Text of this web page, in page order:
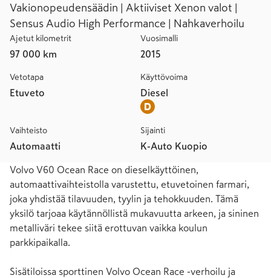
Vakionopeudensäädin | Aktiiviset Xenon valot |
Sensus Audio High Performance | Nahkaverhoilu
Ajetut kilometrit
97 000 km
Vuosimalli
2015
Vetotapa
Etuveto
Käyttövoima
Diesel
Vaihteisto
Automaatti
Sijainti
K-Auto Kuopio
Volvo V60 Ocean Race on dieselkäyttöinen,
automaattivaihteistolla varustettu, etuvetoinen farmari,
joka yhdistää tilavuuden, tyylin ja tehokkuuden. Tämä
yksilö tarjoaa käytännöllistä mukavuutta arkeen, ja sininen
metalliväri tekee siitä erottuvan vaikka koulun
parkkipaikalla.
Sisätiloissa sporttinen Volvo Ocean Race -verhoilu ja